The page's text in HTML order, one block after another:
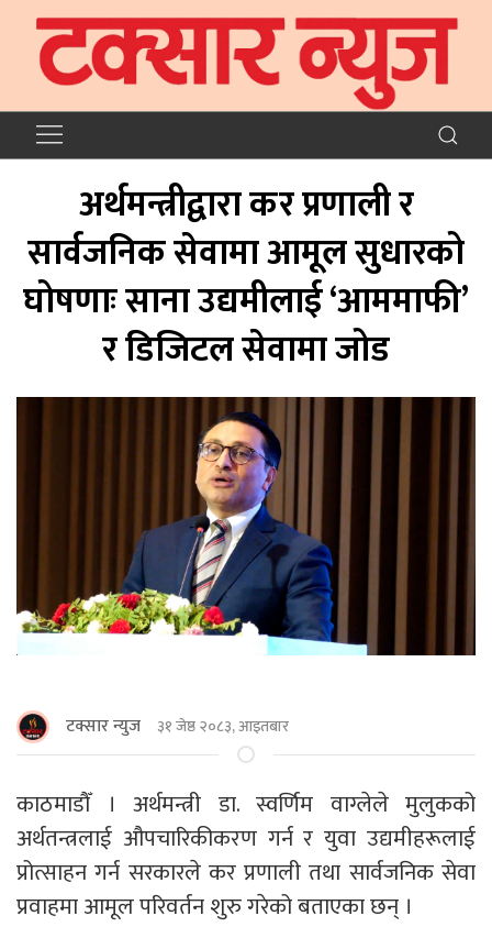
अर्थमन्त्रीद्वारा कर प्रणाली र
सार्वजनिक सेवामा आमूल सुधारको
घोषणाः साना उद्यमीलाई ‘आममाफी’
र डिजिटल सेवामा जोड
टक्सार न्युज ३१ जेष्ठ २०८३, आइतबार
काठमाडाैँ । अर्थमन्त्री डा. स्वर्णिम वाग्लेले मुलुकको
अर्थतन्त्रलाई औपचारिकीकरण गर्न र युवा उद्यमीहरूलाई
प्रोत्साहन गर्न सरकारले कर प्रणाली तथा सार्वजनिक सेवा
प्रवाहमा आमूल परिवर्तन शुरु गरेको बताएका छन् ।